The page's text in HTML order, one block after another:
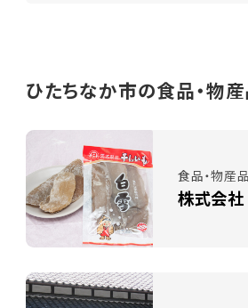
ひたちなか市の食品・物
食品・物産
株式会社